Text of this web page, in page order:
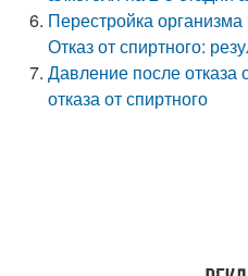
Перестройка организма
Отказ от спиртного:
Давление после отказа
отказа от спиртного